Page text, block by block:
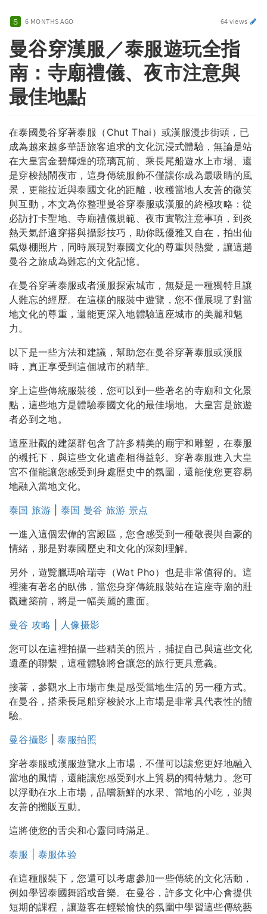
6 MONTHS AGO 64 views
曼谷穿漢服／泰服遊玩全指
南：寺廟禮儀、夜市注意與
最佳地點
在泰國曼谷穿著泰服（Chut Thai）或漢服漫步街頭，已
成為越來越多華語旅客追求的文化沉浸式體驗，無論是站
在大皇宮金碧輝煌的琉璃瓦前、乘長尾船遊水上市場、還
是穿梭熱鬧夜市，這身傳統服飾不僅讓你成為最吸睛的風
景，更能拉近與泰國文化的距離，收穫當地人友善的微笑
與互動，本文為你整理曼谷穿泰服或漢服的終極攻略：從
必訪打卡聖地、寺廟禮儀規範、夜市實戰注意事項，到炎
熱天氣舒適穿搭與攝影技巧，助你既優雅又自在，拍出仙
氣爆棚照片，同時展現對泰國文化的尊重與熱愛，讓這趟
曼谷之旅成為難忘的文化記憶。
在曼谷穿著泰服或者漢服探索城市，無疑是一種獨特且讓
人難忘的經歷。在這樣的服裝中遊覽，您不僅展現了對當
地文化的尊重，還能更深入地體驗這座城市的美麗和魅
力。
以下是一些方法和建議，幫助您在曼谷穿著泰服或漢服
時，真正享受到這個城市的精華。
穿上這些傳統服裝後，您可以到一些著名的寺廟和文化景
點，這些地方是體驗泰國文化的最佳場地。大皇宮是旅遊
者必到之地。
這座壯觀的建築群包含了許多精美的廟宇和雕塑，在泰服
的襯托下，與這些文化遺產相得益彰。穿著泰服進入大皇
宮不僅能讓您感受到身處歷史中的氛圍，還能使您更容易
地融入當地文化。
泰国 旅游
泰国 曼谷 旅游 景点
一進入這個宏偉的宮殿區，您會感受到一種敬畏與自豪的
情緒，那是對泰國歷史和文化的深刻理解。
另外，遊覽臘瑪哈瑞寺（Wat Pho）也是非常值得的。這
裡擁有著名的臥佛，當您身穿傳統服裝站在這座寺廟的壯
觀建築前，將是一幅美麗的畫面。
曼谷 攻略
人像摄影
您可以在這裡拍攝一些精美的照片，捕捉自己與這些文化
遺產的聯繫，這種體驗將會讓您的旅行更具意義。
接著，參觀水上市場市集是感受當地生活的另一種方式。
在曼谷，搭乘長尾船穿梭於水上市場是非常具代表性的體
驗。
曼谷攝影 |泰服拍照
穿著泰服或漢服遊覽水上市場，不僅可以讓您更好地融入
當地的風情，還能讓您感受到水上貿易的獨特魅力。您可
以浮動在水上市場，品嚐新鮮的水果、當地的小吃，並與
友善的攤販互動。
這將使您的舌尖和心靈同時滿足。
泰服
泰服体验
在這種服裝下，您還可以考慮參加一些傳統的文化活動，
例如學習泰國舞蹈或音樂。在曼谷，許多文化中心會提供
短期的課程，讓遊客在輕鬆愉快的氛圍中學習這些傳統藝